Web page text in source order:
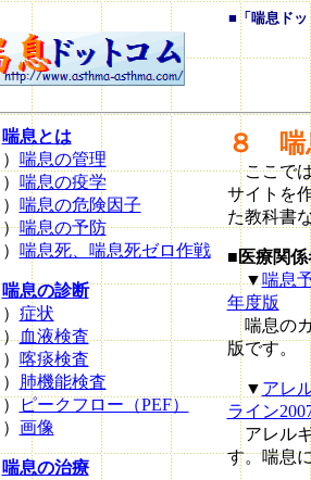
■「喘息ド
喘息とは
喘息の管理
喘息の疫学
喘息の危険因子
喘息の予防
喘息死、喘息死ゼロ作戦
喘息の診断
症状
血液検査
喀痰検査
肺機能検査
ピークフロー（PEF）
画像
喘息の治療
８ 喘
ここでは
サイトを
た教科書
■医療関
▼喘息
年度版
喘息のガ
版です。
▼ アレ
ライン
アレル
す。喘息